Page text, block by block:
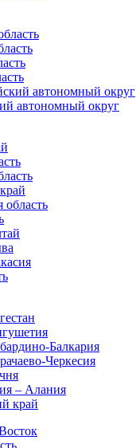
автономный округ
автономный округ
область
Балкария
Черкесия
– Алания
край